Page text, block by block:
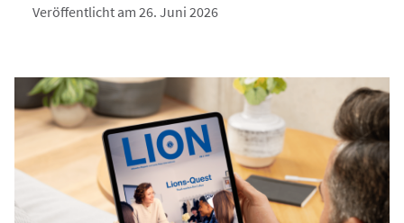
Veröffentlicht am 26. Juni 2026